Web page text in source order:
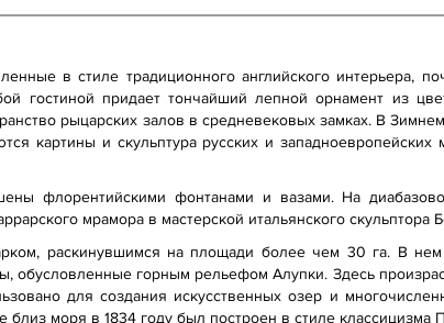
в стиле традиционного английского интерьера,
гостиной придает тончайший лепной орнамент из
рыцарских залов в средневековых замках. В
картины и скульптура русских и
флорентийскими фонтанами и вазами. На
мрамора в мастерской итальянского скульптора
раскинувшимся на площади более чем 30 га. В
обусловленные горным рельефом Алупки. Здесь
для создания искусственных озер и
моря в 1834 году был построен в стиле